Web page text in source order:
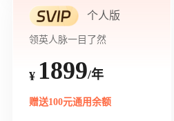
个人版
领英人脉一目了然
¥ 1899/年
赠送100元通用余额